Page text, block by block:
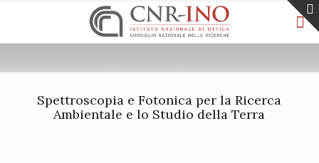
Spettroscopia e Fotonica per la Ricerca
Ambientale e lo Studio della Terra